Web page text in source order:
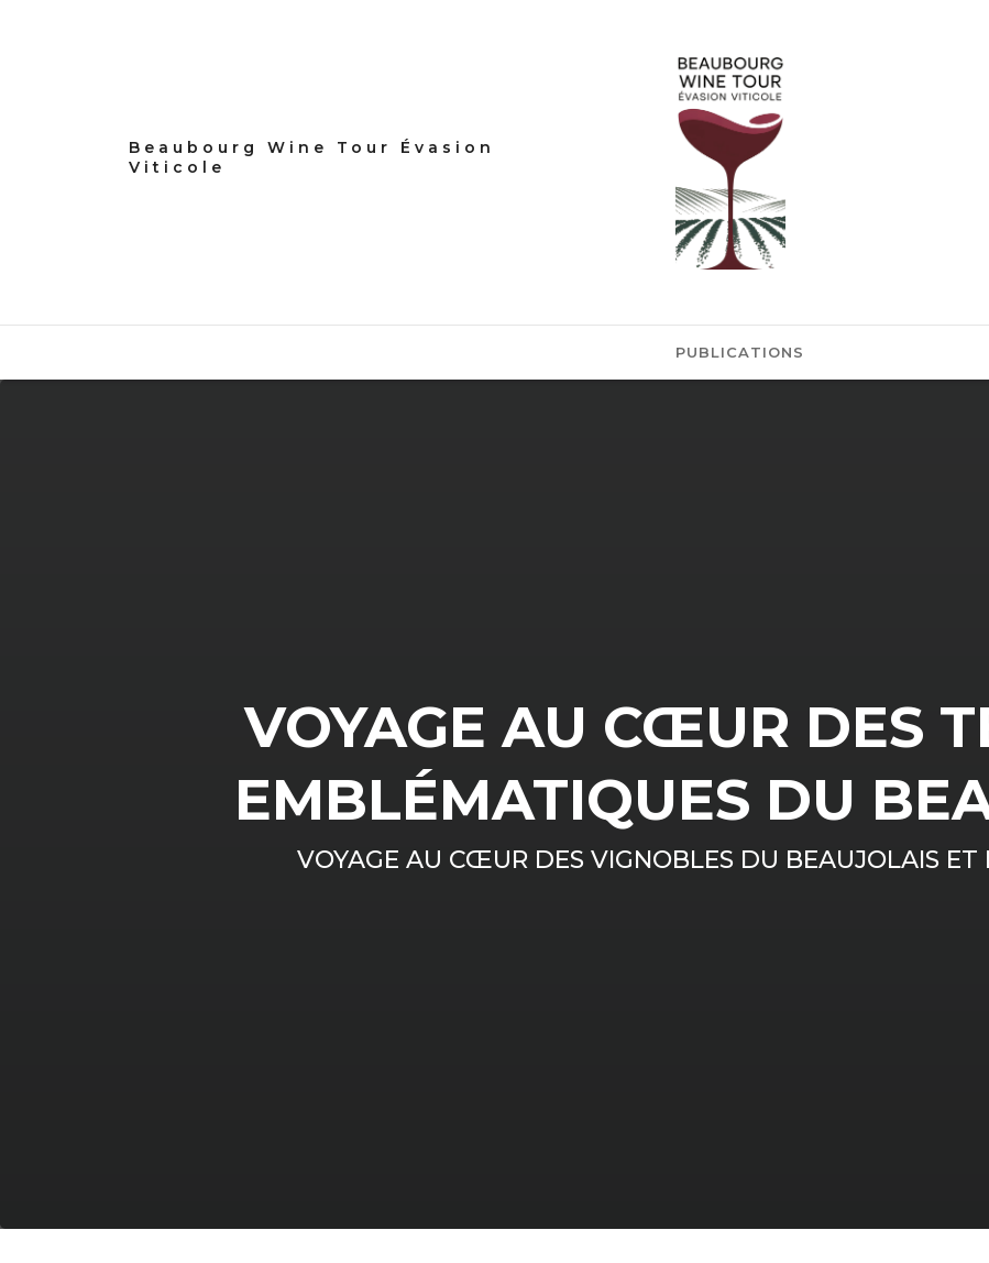
Beaubourg Wine Tour Évasion
Viticole
PUBLICATIONS
VOYAGE AU CŒUR DES
EMBLÉMATIQUES DU
VOYAGE AU CŒUR DES VIGNOBLES DU BEAUJOLAIS ET